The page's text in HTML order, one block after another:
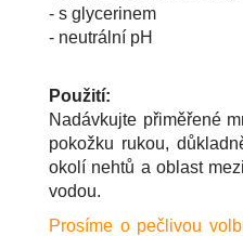
- s glycerinem
- neutrální pH
Použití:
Nadávkujte přiměřené
pokožku rukou,
okolí nehtů a oblast
vodou.
Prosíme o pečlivou